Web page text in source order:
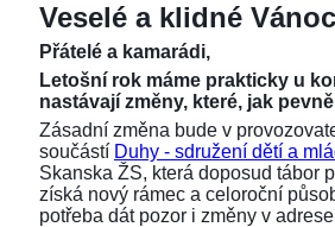
Veselé a klidné
Přátelé a kamarádi,
Letošní rok máme prakticky u
nastávají změny, které, jak
Zásadní změna bude v
součástí Duhy - sdružení dětí a
Skanska ŽS, která doposud tábor
získá nový rámec a celoroční
potřeba dát pozor i změny v